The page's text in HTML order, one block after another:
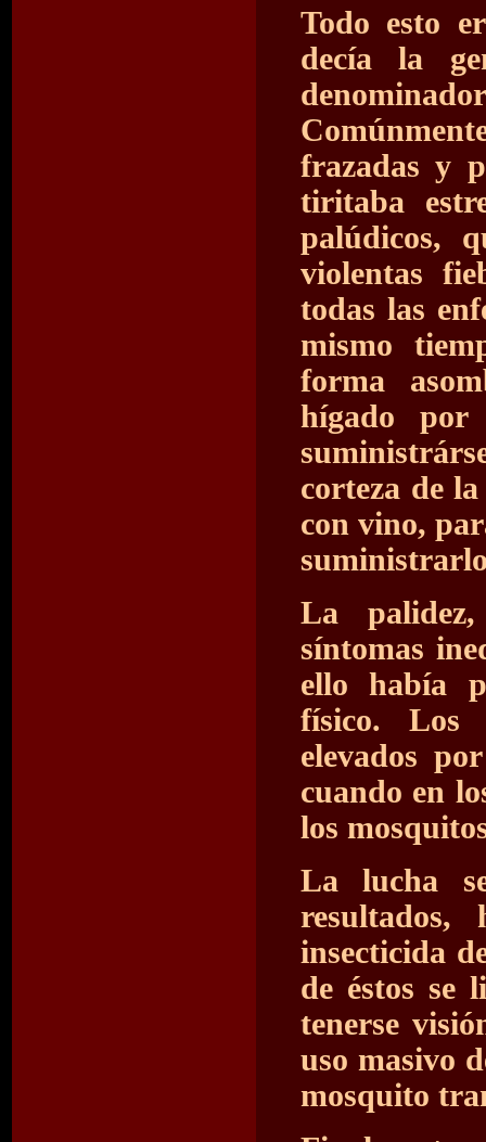
Todo esto
decía la
frazadas y
tiritaba
palúdicos,
violentas
todas las
mismo
forma
hígado
corteza de
con vino,
La
síntomas
ello había
físico. Los
elevados
cuando en
los
La lucha
insecticida
de éstos se
tenerse
uso masivo
mosquito